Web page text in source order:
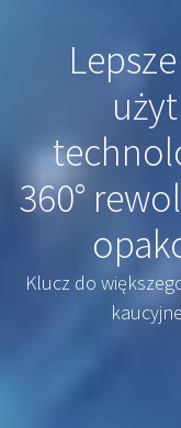
360°
Klucz do